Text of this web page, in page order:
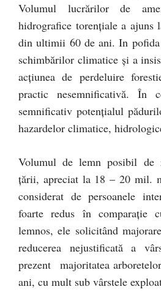
Volumul lucrărilor de
hidrografice torenţiale a ajuns
din ultimii 60 de ani. In
schimbărilor climatice şi a
acţiunea de perdeluire
practic nesemnificativă. În
semnificativ potenţialul
hazardelor climatice,
Volumul de lemn posibil de
ţării, apreciat la 18 – 20 mil.
considerat de persoanele
foarte redus în comparaţie
lemnos, ele solicitând
reducerea nejustificată a
prezent majoritatea
ani, cu mult sub vârstele